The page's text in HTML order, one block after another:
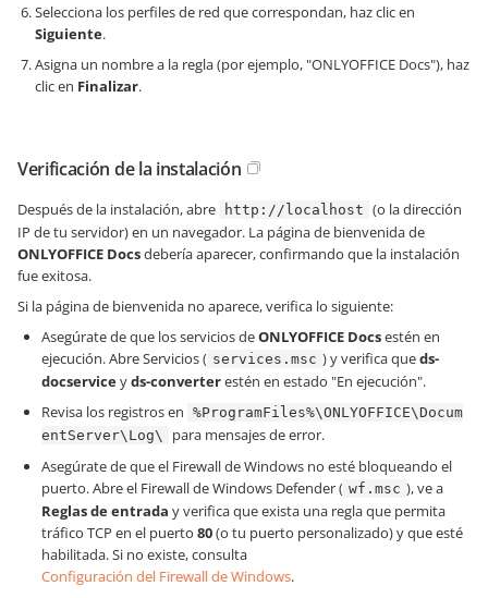
Selecciona los perfiles de red que correspondan, haz clic en
Siguiente.
Asigna un nombre a la regla (por ejemplo, "ONLYOFFICE Docs"), haz
clic en Finalizar.
Verificación de la instalación
Después de la instalación, abre http://localhost (o la dirección
IP de tu servidor) en un navegador. La página de bienvenida de
ONLYOFFICE Docsdebería aparecer, confirmando que la instalación
fue exitosa.
Si la página de bienvenida no aparece, verifica lo siguiente:
Asegúrate de que los servicios deONLYOFFICE Docsestén en
ejecución. Abre Servicios ( services.msc ) y verifica queds-
docserviceyds-converterestén en estado "En ejecución".
Revisa los registros en %ProgramFiles%\ONLYOFFICE\Docum
entServer\Log\
para mensajes de error.
Asegúrate de que el Firewall de Windows no esté bloqueando el
puerto. Abre el Firewall de Windows Defender ( wf.msc ), ve a
Reglas de entrada y verifica que exista una regla que permita
tráfico TCP en el puerto 80(o tu puerto personalizado) y que esté
habilitada. Si no existe, consulta
Configuración del Firewall de Windows.